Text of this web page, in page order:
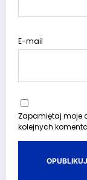
E-mail
Zapamiętaj moje
kolejnych